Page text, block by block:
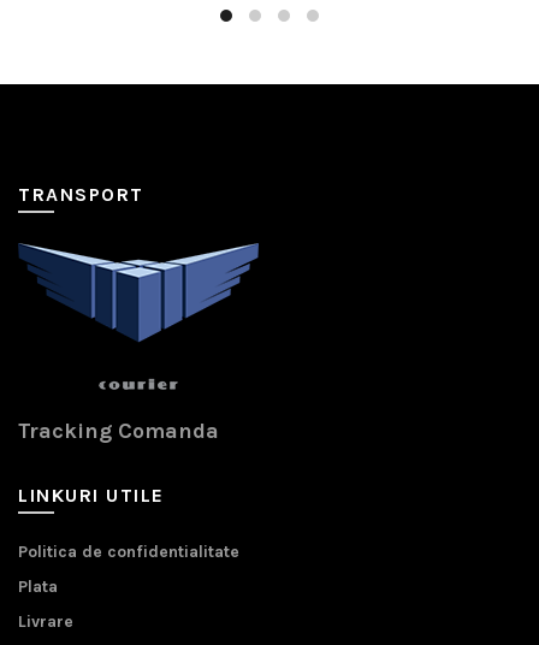
TRANSPORT
Tracking Comanda
LINKURI UTILE
Politica de confidentialitate
Plata
Livrare